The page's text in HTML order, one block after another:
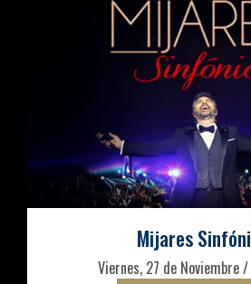
Mijares
Viernes, 27 de Noviembre